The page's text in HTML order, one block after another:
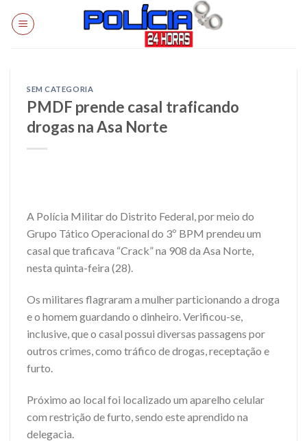
SEM CATEGORIA
PMDF prende casal traficando
drogas na Asa Norte
A Polícia Militar do Distrito Federal, por meio do
Grupo Tático Operacional do 3º BPM prendeu um
casal que traficava “Crack” na 908 da Asa Norte,
nesta quinta-feira (28).
Os militares flagraram a mulher particionando a droga
e o homem guardando o dinheiro. Verificou-se,
inclusive, que o casal possui diversas passagens por
outros crimes, como tráfico de drogas, receptação e
furto.
Próximo ao local foi localizado um aparelho celular
com restrição de furto, sendo este aprendido na
delegacia.